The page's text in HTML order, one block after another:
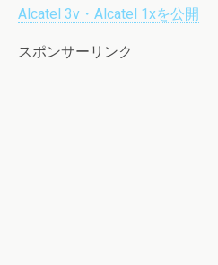
Alcatel 3v・Alcatel 1xを公開
スポンサーリンク